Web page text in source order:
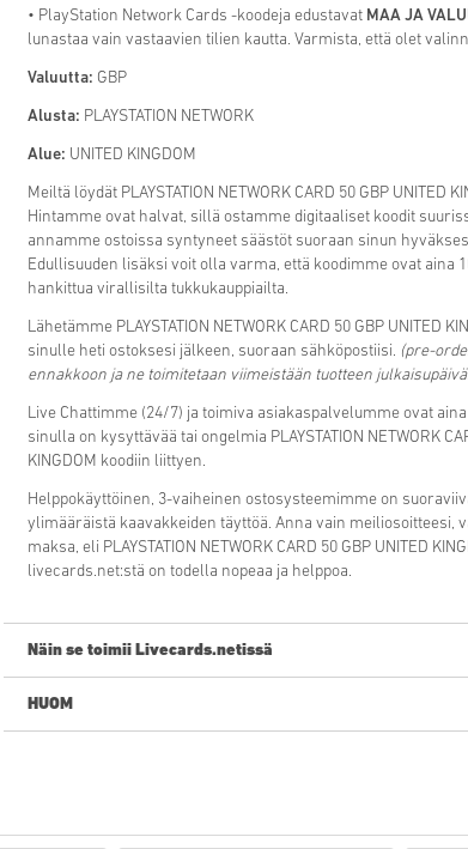
• PlayStation Network Cards -koodeja edustavat MAA JA
lunastaa vain vastaavien tilien kautta. Varmista, että olet
Valuutta: GBP
Alusta: PLAYSTATION NETWORK
Alue: UNITED KINGDOM
Meiltä löydät PLAYSTATION NETWORK CARD 50 GBP UNITED
Hintamme ovat halvat, sillä ostamme digitaaliset koodit
annamme ostoissa syntyneet säästöt suoraan sinun
Edullisuuden lisäksi voit olla varma, että koodimme ovat aina
hankittua virallisilta tukkukauppiailta.
Lähetämme PLAYSTATION NETWORK CARD 50 GBP UNITED
sinulle heti ostoksesi jälkeen, suoraan sähköpostiisi. (pre-
ennakkoon ja ne toimitetaan viimeistään tuotteen
Live Chattimme (24/7) ja toimiva asiakaspalvelumme ovat
sinulla on kysyttävää tai ongelmia PLAYSTATION NETWORK
KINGDOM koodiin liittyen.
Helppokäyttöinen, 3-vaiheinen ostosysteemimme on
ylimääräistä kaavakkeiden täyttöä. Anna vain meiliosoitteesi,
maksa, eli PLAYSTATION NETWORK CARD 50 GBP UNITED
livecards.net:stä on todella nopeaa ja helppoa.
Näin se toimii Livecards.netissä
Uusi Livecards.netissä? Digitaalisten koodien ostaminen on
HUOM